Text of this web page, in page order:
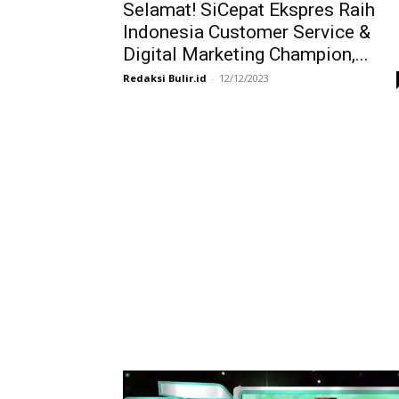
Selamat! SiCepat Ekspres Raih
Indonesia Customer Service &
Digital Marketing Champion,...
Redaksi Bulir.id - 12/12/2023